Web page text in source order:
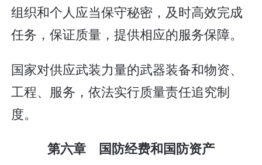
组织和个人应当保守秘密，及时高效完成
任务，保证质量，提供相应的服务保障。
国家对供应武装力量的武器装备和物资、
工程、服务，依法实行质量责任追究制
度。
第六章 国防经费和国防资产